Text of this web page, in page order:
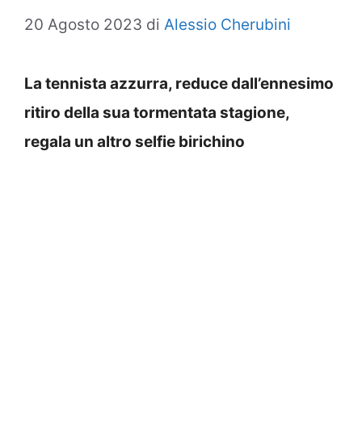
20 Agosto 2023 di Alessio Cherubini
La tennista azzurra, reduce dall’ennesimo
ritiro della sua tormentata stagione,
regala un altro selfie birichino